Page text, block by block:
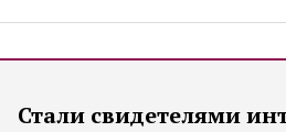
Стали свидетелями